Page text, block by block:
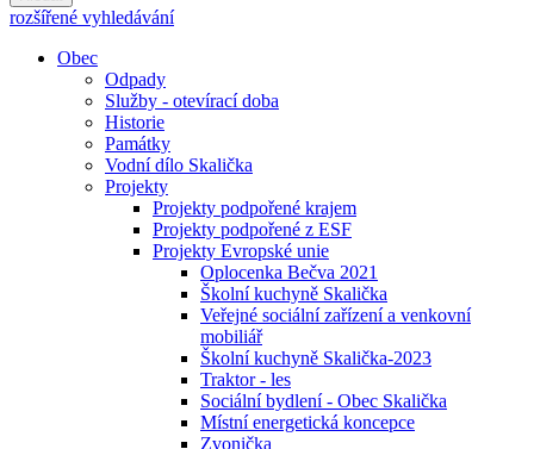
rozšířené vyhledávání
Obec
Odpady
Služby - otevírací doba
Historie
Památky
Vodní dílo Skalička
Projekty
Projekty podpořené krajem
Projekty podpořené z ESF
Projekty Evropské unie
Oplocenka Bečva 2021
Školní kuchyně Skalička
Veřejné sociální zařízení a venkovní
mobiliář
Školní kuchyně Skalička-2023
Traktor - les
Sociální bydlení - Obec Skalička
Místní energetická koncepce
Zvonička